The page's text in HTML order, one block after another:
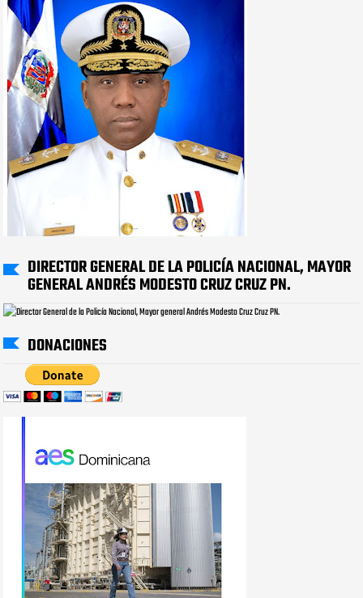
DIRECTOR GENERAL DE LA POLICÍA NACIONAL, MAYOR
GENERAL ANDRÉS MODESTO CRUZ CRUZ PN.
DONACIONES